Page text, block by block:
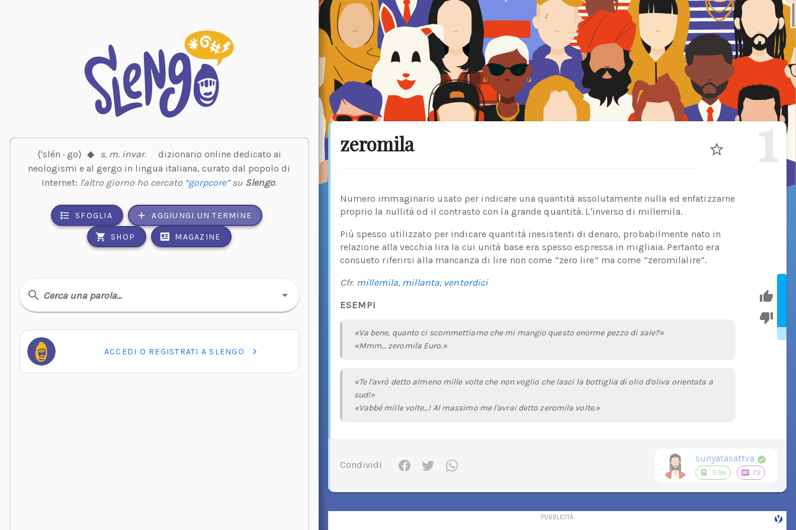
⟨'slén · go⟩ ◆ s. m. invar.
dizionario online dedicato ai
neologismi e al gergo in lingua italiana, curato dal popolo di
Internet: l'altro giorno ho cercato “gorpcore”su Slengo.
SFOGLIA AGGIUNGI UN TERMINE
SHOP MAGAZINE
Cerca una parola…
ACCEDI O REGISTRATI A SLENGO
zeromila 1
Numero immaginario usato per indicare una quantità assolutamente nulla ed enfatizzarne
proprio la nullità od il contrasto con la grande quantità. L'inverso di millemila.
Più spesso utilizzato per indicare quantità inesistenti di denaro, probabilmente nato in
relazione alla vecchia lira la cui unità base era spesso espressa in migliaia. Pertanto era
consueto riferirsi alla mancanza di lire non come “zero lire” ma come “zeromilalire”.
Cfr. millemila, millanta, ventordici
ESEMPI
«Va bene, quanto ci scommettiamo che mi mangio questo enorme pezzo di sale?»
«Mmm… zeromila Euro.»
«Te l'avrò detto almeno mille volte che non voglio che lasci la bottiglia di olio d'oliva orientata a
sud!»
«Vabbé mille volte…! Al massimo me l'avrai detto zeromila volte.»
Condividi
sunyatasattva
9.9k 72